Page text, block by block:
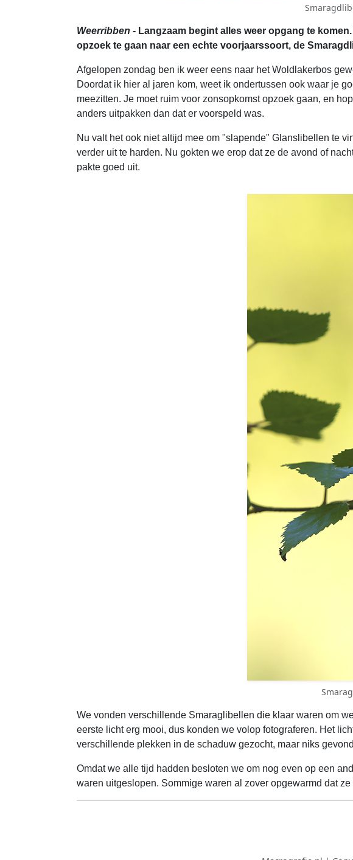
Weerribben - Langzaam begint alles weer opgang te
opzoek te gaan naar een echte voorjaarssoort, de
Afgelopen zondag ben ik weer eens naar het Woldlakerbos
Doordat ik hier al jaren kom, weet ik ondertussen ook waar je
meezitten. Je moet ruim voor zonsopkomst opzoek gaan, en
anders uitpakken dan dat er voorspeld was.
Nu valt het ook niet altijd mee om "slapende" Glanslibellen te
verder uit te harden. Nu gokten we erop dat ze de avond of
pakte goed uit.
We vonden verschillende Smaraglibellen die klaar waren om
eerste licht erg mooi, dus konden we volop fotograferen. Het
verschillende plekken in de schaduw gezocht, maar niks
Omdat we alle tijd hadden besloten we om nog even op een
waren uitgeslopen. Sommige waren al zover opgewarmd dat